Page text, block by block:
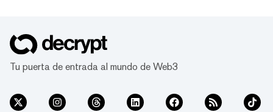
Tu puerta de entrada al mundo de Web3